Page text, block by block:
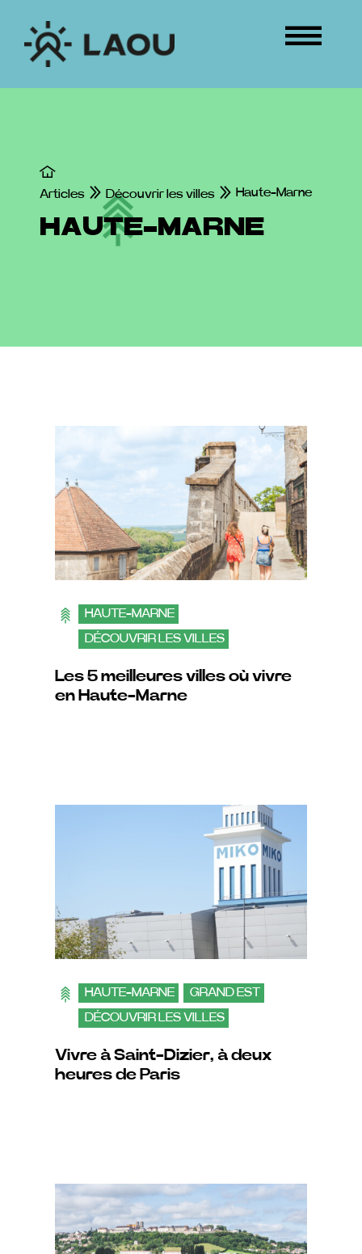
contenu
ÉVÉNEMENTS
Articles Découvrir les villes Haute-Marne
HAUTE-MARNE
HAUTE-MARNE
DÉCOUVRIR LES VILLES
Les 5 meilleures villes où vivre
en Haute-Marne
HAUTE-MARNE
GRAND EST
DÉCOUVRIR LES VILLES
Vivre à Saint-Dizier, à deux
heures de Paris